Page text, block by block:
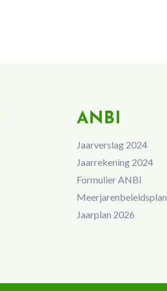
ANBI
Jaarverslag 2024
Jaarrekening 2024
Formulier ANBI
Meerjarenbeleidsplan
Jaarplan 2026